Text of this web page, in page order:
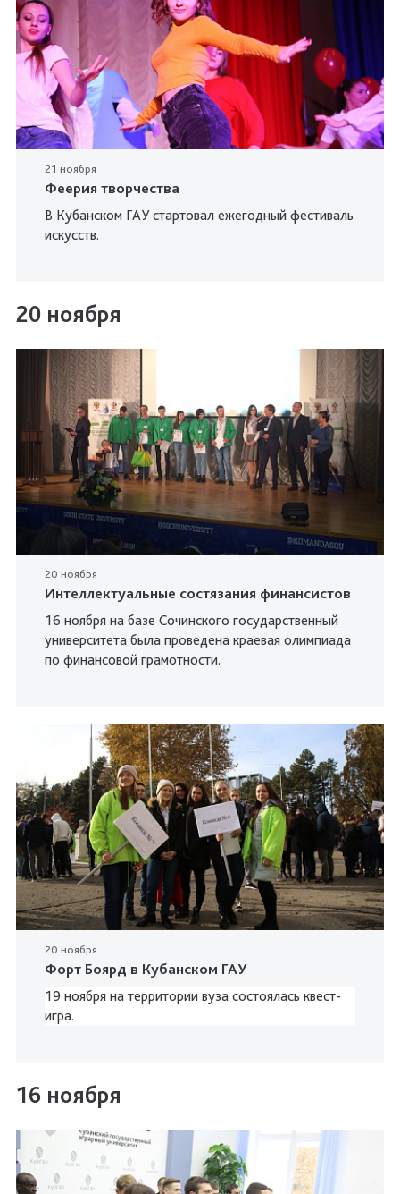
21 ноября
Феерия творчества
В Кубанском ГАУ стартовал ежегодный фестиваль
искусств.
20 ноября
20 ноября
Интеллектуальные состязания финансистов
16 ноября на базе Сочинского государственный
университета была проведена краевая олимпиада
по финансовой грамотности.
20 ноября
Форт Боярд в Кубанском ГАУ
19 ноября на территории вуза состоялась квест-
игра.
16 ноября